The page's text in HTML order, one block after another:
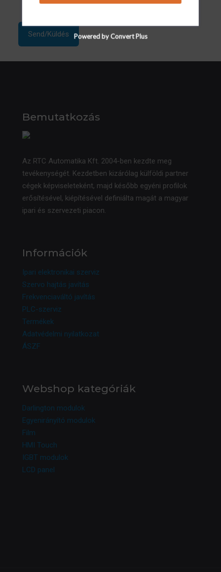
Bemutatkozás
Az RTC Automatika Kft. 2004-ben kezdte meg
tevékenységét. Kezdetben kizárólag külföldi partner
cégek képviseleteként, majd később egyéni profilok
erősítésével, kiépítésével definiálta magát a magyar
ipari és szervezeti piacon.
Információk
Ipari elektronikai szerviz
Szervo hajtás javítás
Frekvenciaváltó javítás
PLC-szerviz
Termékek
Adatvédelmi nyilatkozat
ÁSZF
Webshop kategóriák
Darlington modulok
Egyenirányító modulok
Film
HMI Touch
IGBT modulok
LCD panel
Powered by Convert Plus